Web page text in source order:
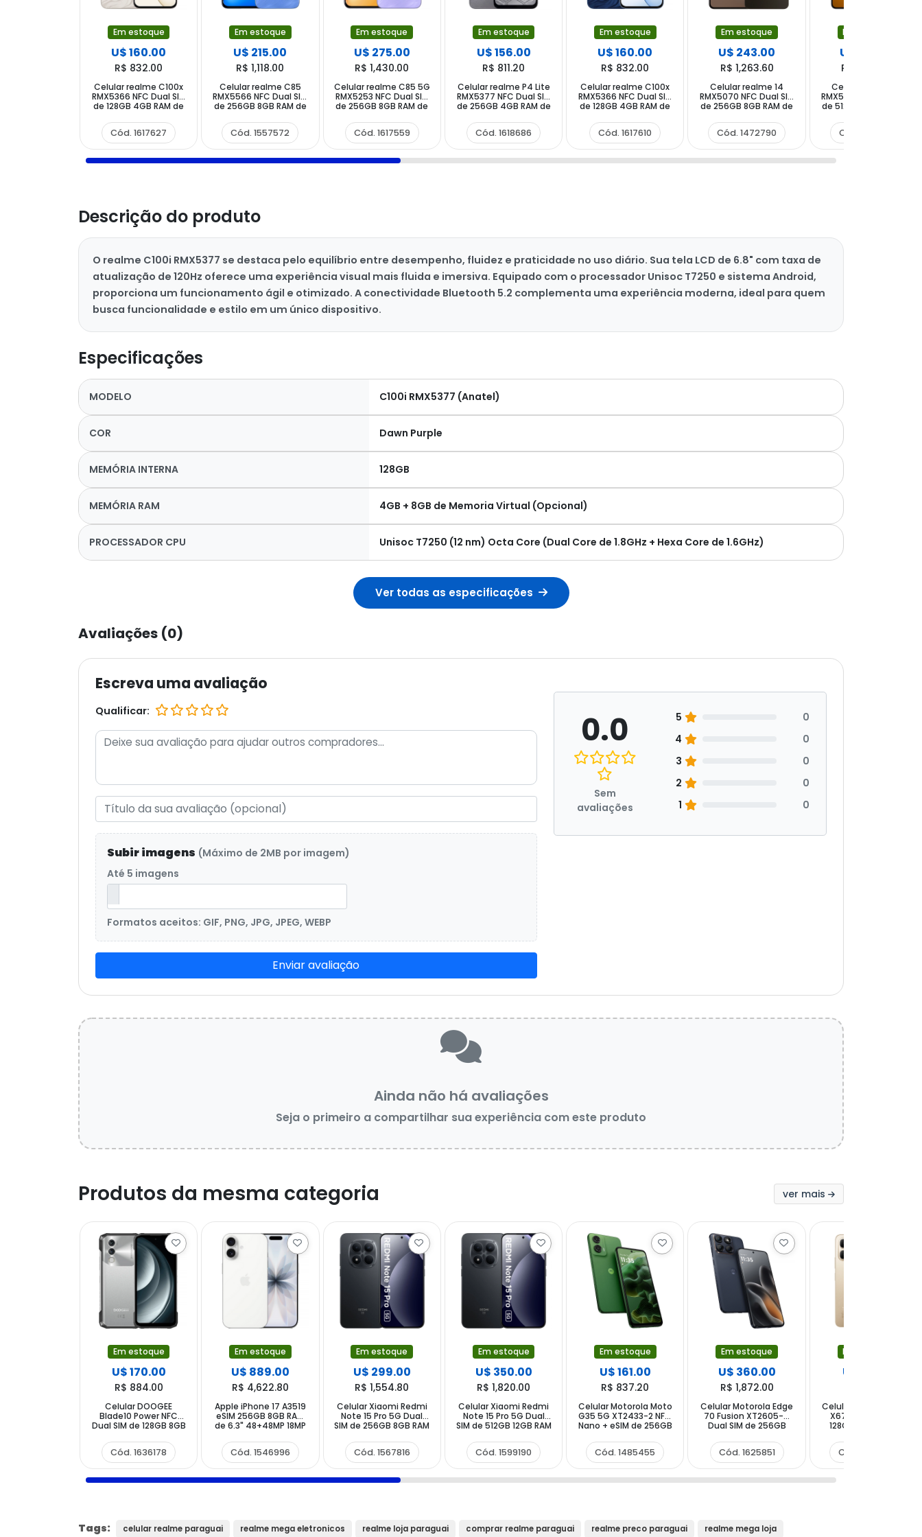
Em estoque
U$ 160.00
R$ 832.00
Celular realme C100x
RMX5366 NFC Dual SIM
de 128GB 4GB RAM de
Golden Coast
(Anatel)
Cód. 1617627
Em estoque
U$ 215.00
R$ 1,118.00
Celular realme C85
RMX5566 NFC Dual SIM
de 256GB 8GB RAM de
Kingfisher Blue
(Anatel)
Cód. 1557572
Em estoque
U$ 275.00
R$ 1,430.00
Celular realme C85 5G
RMX5253 NFC Dual SIM
de 256GB 8GB RAM de
Purple (Anatel)
Cód. 1617559
Em estoque
U$ 156.00
R$ 811.20
Celular realme P4 Lite
RMX5377 NFC Dual SIM
de 256GB 4GB RAM de
Grey (Anatel)
Cód. 1618686
Em estoque
U$ 160.00
R$ 832.00
Celular realme C100x
RMX5366 NFC Dual SIM
de 128GB 4GB RAM de
Deepblue Tides
(Anatel)
Cód. 1617610
Em estoque
U$ 243.00
R$ 1,263.60
Celular realme 14
RMX5070 NFC Dual SIM
de 256GB 8GB RAM de
Storm Titanium
(Anatel)
Cód. 1472790
Em estoque
U$ 282.00
R$ 1,466.40
Celular realme 14
RMX5070 NFC Dual SIM
de 512GB 12GB RAM de
Mecha Silver (Anatel)
Cód. 1509069
Descrição do produto
O realme C100i RMX5377 se destaca pelo equilíbrio entre desempenho, fluidez e praticidade no uso diário. Sua tela LCD de 6.8" com taxa de
atualização de 120Hz oferece uma experiência visual mais fluida e imersiva. Equipado com o processador Unisoc T7250 e sistema Android,
proporciona um funcionamento ágil e otimizado. A conectividade Bluetooth 5.2 complementa uma experiência moderna, ideal para quem
busca funcionalidade e estilo em um único dispositivo.
Especificações
MODELO C100i RMX5377 (Anatel)
COR Dawn Purple
MEMÓRIA INTERNA 128GB
MEMÓRIA RAM 4GB + 8GB de Memoria Virtual (Opcional)
PROCESSADOR CPU Unisoc T7250 (12 nm) Octa Core (Dual Core de 1.8GHz + Hexa Core de 1.6GHz)
Ver todas as especificações
Avaliações (0)
Escreva uma avaliação
Qualificar:
Subir imagens (Máximo de 2MB por imagem)
Até 5 imagens
Formatos aceitos: GIF, PNG, JPG, JPEG, WEBP
Enviar avaliação
0.0
Sem
avaliações
5
0
4
0
3
0
2
0
1
0
Ainda não há avaliações
Seja o primeiro a compartilhar sua experiência com este produto
Produtos da mesma categoria ver mais
Em estoque
U$ 170.00
R$ 884.00
Celular DOOGEE
Blade10 Power NFC
Dual SIM de 128GB 8GB
- Interstellar Silver
Cód. 1636178
Em estoque
U$ 889.00
R$ 4,622.80
Apple iPhone 17 A3519
eSIM 256GB 8GB RAM
de 6.3" 48+48MP 18MP
Cód. 1546996
Em estoque
U$ 299.00
R$ 1,554.80
Celular Xiaomi Redmi
Note 15 Pro 5G Dual
SIM de 256GB 8GB RAM
20MP - Preto (Global)
Cód. 1567816
Em estoque
U$ 350.00
R$ 1,820.00
Celular Xiaomi Redmi
Note 15 Pro 5G Dual
SIM de 512GB 12GB RAM
20MP - Preto (Global)
Cód. 1599190
Em estoque
U$ 161.00
R$ 837.20
Celular Motorola Moto
G35 5G XT2433-2 NFC
Nano + eSIM de 256GB
50+8MP 16MP - Verde
Cód. 1485455
Em estoque
U$ 360.00
R$ 1,872.00
Celular Motorola Edge
70 Fusion XT2605-4
Dual SIM de 256GB
50+13MP 32MP -
Pantone Silhouette
Cód. 1625851
Em estoque
U$ 110.00
Celular Infinix Smart10
X6725 Dual SIM de
128GB 4GB RAM de
Twilight Gold (1 Ano de
Cód. 1483949
Tags: celular realme paraguai realme mega eletronicos realme loja paraguai comprar realme paraguai realme preco paraguai realme mega loja